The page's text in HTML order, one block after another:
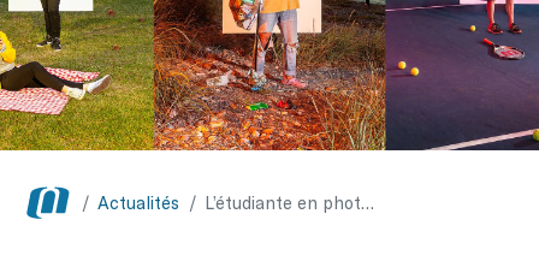
/ Actualités / L’étudiante en photographie Léonie Synnott-Bruson sélectionnée pour les Sony World Photography Awards 2019